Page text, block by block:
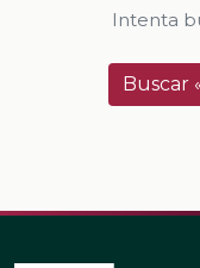
Intenta
Buscar